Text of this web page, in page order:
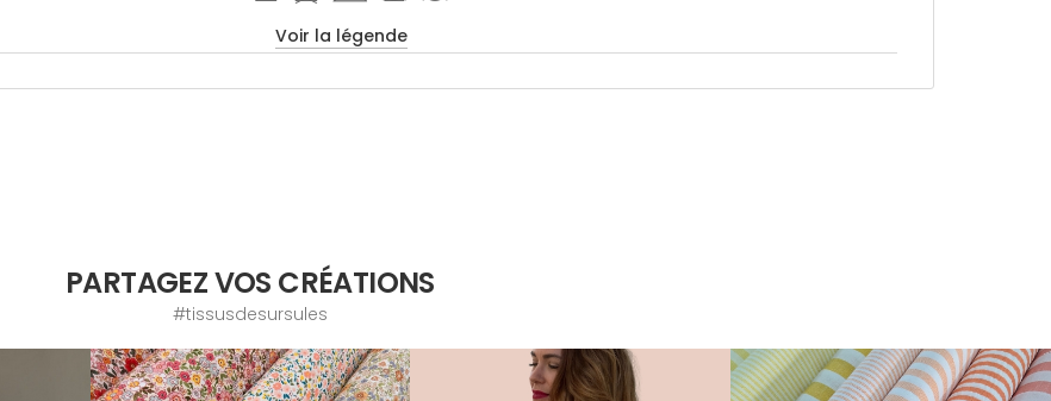
Voir la légende
PARTAGEZ VOS CRÉATIONS
#tissusdesursules